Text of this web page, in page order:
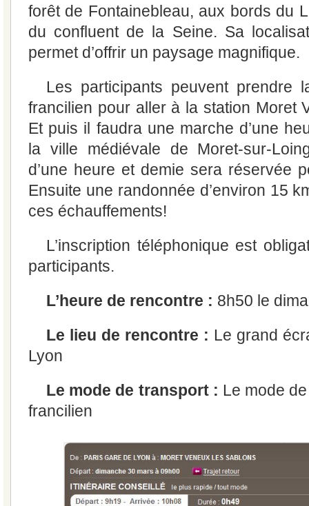
forêt de Fontainebleau, aux bords du
du confluent de la Seine. Sa
permet d’offrir un paysage magnifique.
Les participants peuvent prendre
francilien pour aller à la station Moret
Et puis il faudra une marche d’une
la ville médiévale de Moret-sur-
d’une heure et demie sera réservée
Ensuite une randonnée d’environ 15
ces échauffements!
L’inscription téléphonique est
participants.
L’heure de rencontre : 8h50 le
Le lieu de rencontre : Le grand
Lyon
Le mode de transport : Le mode
francilien